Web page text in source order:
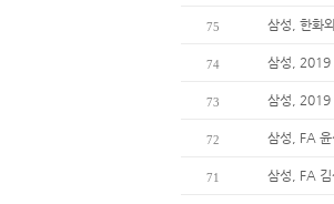
75 삼성, 한화
74 삼성, 2019
73 삼성, 2019
72 삼성, FA
71 삼성, FA